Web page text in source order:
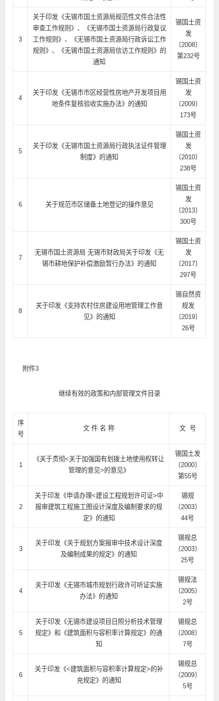
3
关于印发《无锡市国土资源局规范性文件合法性
审查工作规则》、《无锡市国土资源局行政复议
工作规则》、《无锡市国土资源局行政诉讼工作
规则》、《无锡市国土资源局信访工作规则》的
通知
锡国土资
发
〔2008〕
第232号
4
关于印发《无锡市市区经营性房地产开发项目用
地条件复核验收实施办法》的通知
锡国土资
发
〔2009〕
173号
5
关于印发《无锡市国土资源局行政执法证件管理
制度》的通知
锡国土资
发
〔2010〕
238号
6 关于规范市区储备土地登记的操作意见
锡国土资
发
〔2013〕
300号
7
无锡市国土资源局 无锡市财政局关于印发《无
锡市耕地保护补偿激励暂行办法》的通知
锡国土资
发
〔2017〕
297号
8
关于印发《支持农村住房建设用地管理工作意
见》的通知
锡自然资
规发
〔2019〕
26号
附件3
继续有效的政策和内部管理文件目录
序
号
文 件 名 称 文 号
1
《关于贯彻<关于加强国有划拨土地使用权转让
管理的意见>的意见》
锡国土发
〔2000〕
第55号
2
关于印发《申请办理<建设工程规划许可证>中
报审建筑工程施工图设计深度及编制要求的规
定》的通知
锡规
〔2003〕
44号
3
关于印发《关于规划方案报审中技术设计深度
及编制成果的规定》的通知
锡规总
〔2003〕
25号
4
关于印发《无锡市城市规划行政许可听证实施
办法》的通知
锡规法
〔2005〕
2号
5
关于印发《无锡市建设项目日照分析技术管理
规定》和《建筑面积与容积率计算规定》的通
知
锡规总
〔2008〕
7号
6
关于印发《<建筑面积与容积率计算规定>的补
充规定》的通知
锡规总
〔2009〕
5号